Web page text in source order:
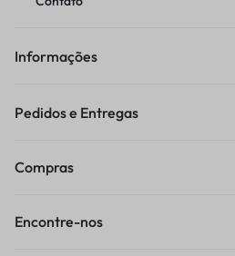
Informações
Pedidos e Entregas
Compras
Encontre-nos